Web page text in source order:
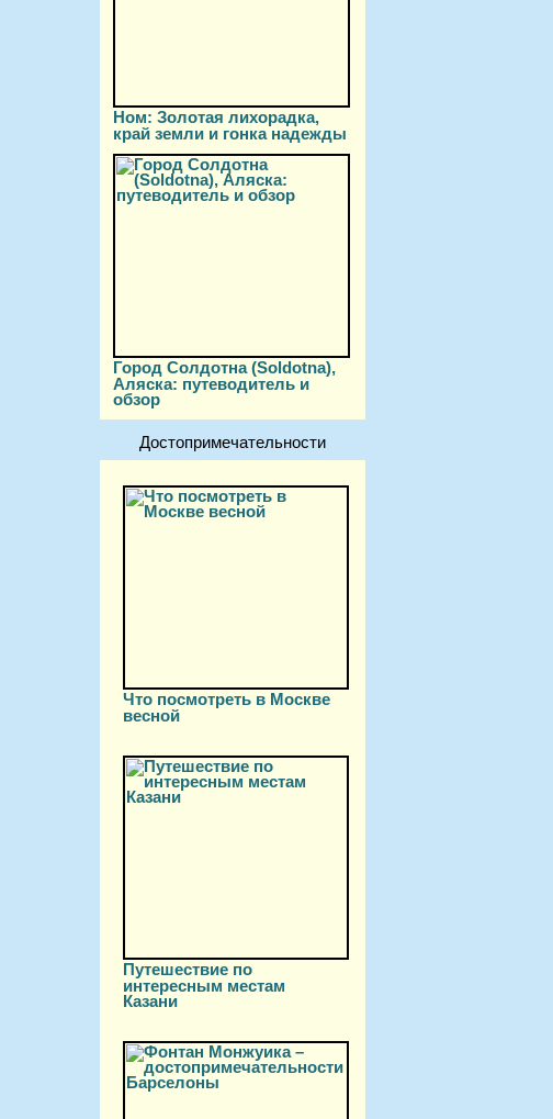
Ном: Золотая лихорадка,
край земли и гонка надежды
Город Солдотна (Soldotna),
Аляска: путеводитель и
обзор
Достопримечательности
Что посмотреть в Москве
весной
Путешествие по
интересным местам
Казани